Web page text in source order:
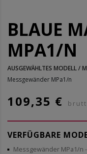
BLAUE
MPA1/N
AUSGEWÄHLTES MODELL /
Messgewänder MPa1/n
109,35 €
VERFÜGBARE
Messgewänder MPa1/n